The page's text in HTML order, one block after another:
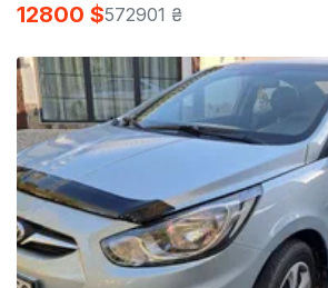
12800 $572901 ₴